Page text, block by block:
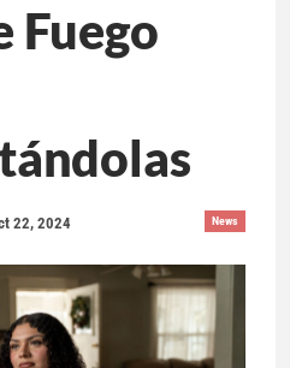
Fuego
News
22, 2024